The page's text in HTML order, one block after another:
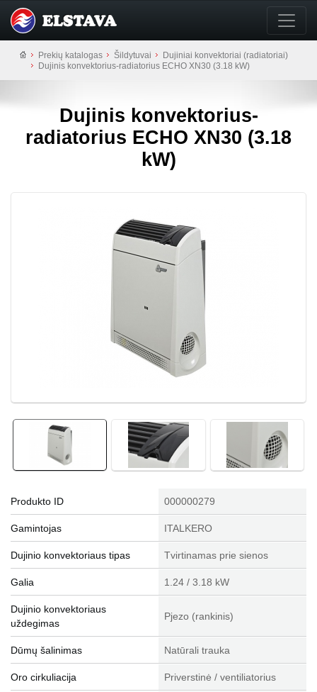
Prekių katalogas Šildytuvai
Dujiniai konvektoriai (radiatoriai)
Dujinis konvektorius-radiatorius ECHO XN30 (3.18 kW)
Dujinis konvektorius-
radiatorius ECHO XN30 (3.18
kW)
Produkto ID 000000279
Gamintojas ITALKERO
Dujinio konvektoriaus tipas Tvirtinamas prie sienos
Galia 1.24 / 3.18 kW
Dujinio konvektoriaus
uždegimas
Pjezo (rankinis)
Dūmų šalinimas Natūrali trauka
Oro cirkuliacija Priverstinė / ventiliatorius